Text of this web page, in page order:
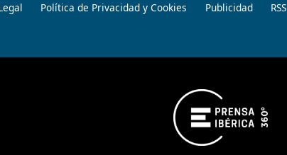
Política de Privacidad y Cookies Publicidad RSS